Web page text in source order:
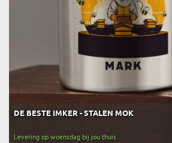
DE BESTE IMKER - STALEN MOK
Levering op woensdag bij jou thuis